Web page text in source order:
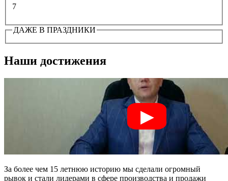
7
ДАЖЕ В ПРАЗДНИКИ
Наши достижения
За более чем 15 летнюю историю мы сделали огромный
рывок и стали лидерами в сфере производства и продажи